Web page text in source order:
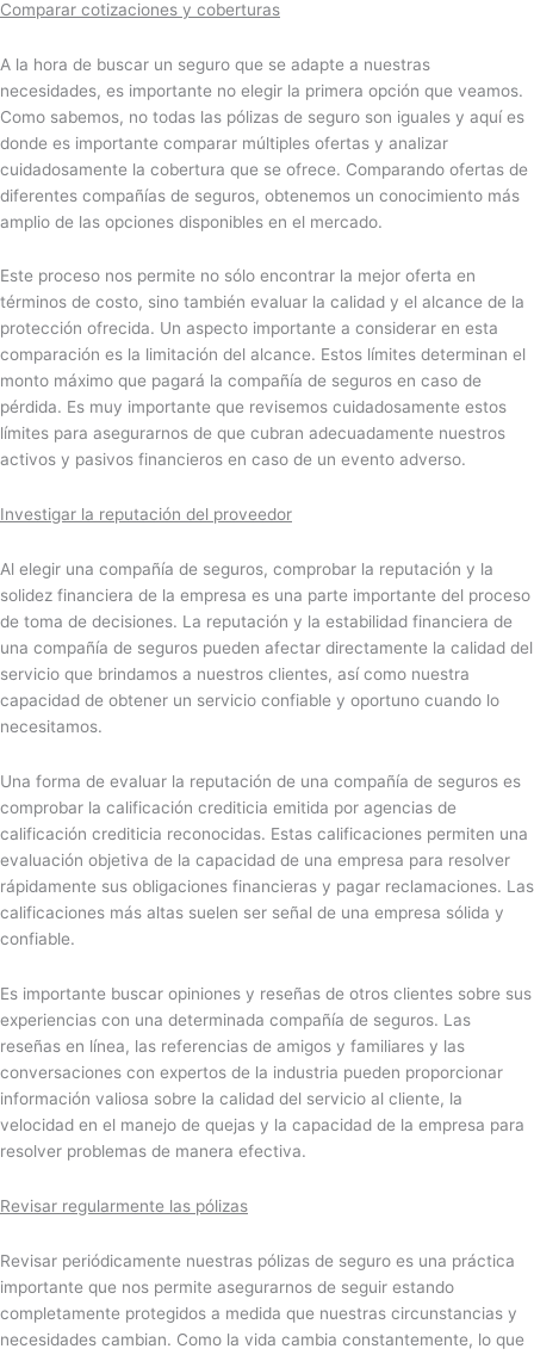
Comparar cotizaciones y coberturas
A la hora de buscar un seguro que se adapte a nuestras
necesidades, es importante no elegir la primera opción que veamos.
Como sabemos, no todas las pólizas de seguro son iguales y aquí es
donde es importante comparar múltiples ofertas y analizar
cuidadosamente la cobertura que se ofrece. Comparando ofertas de
diferentes compañías de seguros, obtenemos un conocimiento más
amplio de las opciones disponibles en el mercado.
Este proceso nos permite no sólo encontrar la mejor oferta en
términos de costo, sino también evaluar la calidad y el alcance de la
protección ofrecida. Un aspecto importante a considerar en esta
comparación es la limitación del alcance. Estos límites determinan el
monto máximo que pagará la compañía de seguros en caso de
pérdida. Es muy importante que revisemos cuidadosamente estos
límites para asegurarnos de que cubran adecuadamente nuestros
activos y pasivos financieros en caso de un evento adverso.
Investigar la reputación del proveedor
Al elegir una compañía de seguros, comprobar la reputación y la
solidez financiera de la empresa es una parte importante del proceso
de toma de decisiones. La reputación y la estabilidad financiera de
una compañía de seguros pueden afectar directamente la calidad del
servicio que brindamos a nuestros clientes, así como nuestra
capacidad de obtener un servicio confiable y oportuno cuando lo
necesitamos.
Una forma de evaluar la reputación de una compañía de seguros es
comprobar la calificación crediticia emitida por agencias de
calificación crediticia reconocidas. Estas calificaciones permiten una
evaluación objetiva de la capacidad de una empresa para resolver
rápidamente sus obligaciones financieras y pagar reclamaciones. Las
calificaciones más altas suelen ser señal de una empresa sólida y
confiable.
Es importante buscar opiniones y reseñas de otros clientes sobre sus
experiencias con una determinada compañía de seguros. Las
reseñas en línea, las referencias de amigos y familiares y las
conversaciones con expertos de la industria pueden proporcionar
información valiosa sobre la calidad del servicio al cliente, la
velocidad en el manejo de quejas y la capacidad de la empresa para
resolver problemas de manera efectiva.
Revisar regularmente las pólizas
Revisar periódicamente nuestras pólizas de seguro es una práctica
importante que nos permite asegurarnos de seguir estando
completamente protegidos a medida que nuestras circunstancias y
necesidades cambian. Como la vida cambia constantemente, lo que